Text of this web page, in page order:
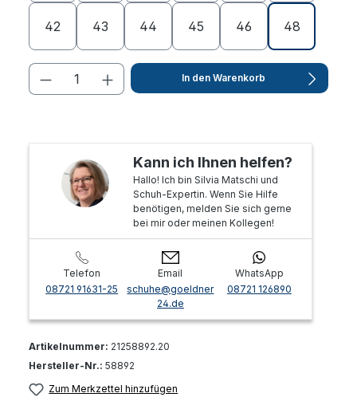
42 43 44 45 46 48
In den Warenkorb
Kann ich Ihnen helfen?
Hallo! Ich bin Silvia Matschi und
Schuh-Expertin. Wenn Sie Hilfe
benötigen, melden Sie sich gerne
bei mir oder meinen Kollegen!
Telefon
08721 91631-25
Email
schuhe@goeldner
24.de
WhatsApp
08721 126890
Artikelnummer: 21258892.20
Hersteller-Nr.: 58892
Zum Merkzettel hinzufügen